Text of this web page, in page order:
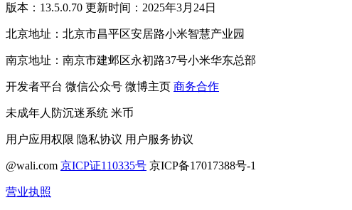
版本：13.5.0.70 更新时间：2025年3月24日
北京地址：北京市昌平区安居路小米智慧产业园
南京地址：南京市建邺区永初路37号小米华东总部
开发者平台 微信公众号 微博主页 商务合作
未成年人防沉迷系统 米币
用户应用权限 隐私协议 用户服务协议
@wali.com 京ICP证110335号 京ICP备17017388号-1
营业执照